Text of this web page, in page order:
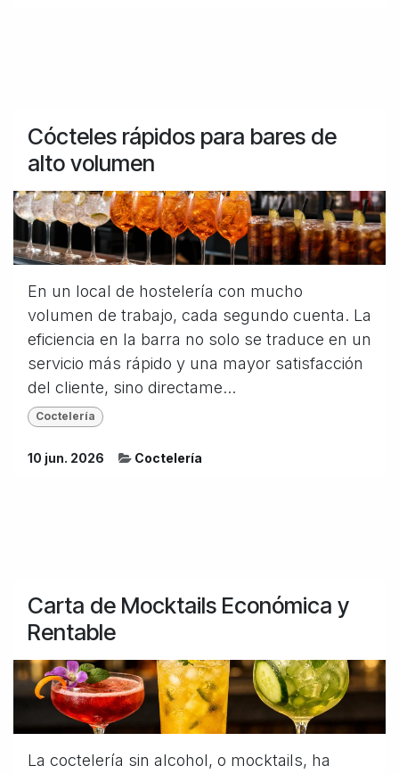
Cócteles rápidos para bares de
alto volumen
En un local de hostelería con mucho
volumen de trabajo, cada segundo cuenta. La
eficiencia en la barra no solo se traduce en un
servicio más rápido y una mayor satisfacción
del cliente, sino directame...
Coctelería
10 jun. 2026 Coctelería
Carta de Mocktails Económica y
Rentable
La coctelería sin alcohol, o mocktails, ha